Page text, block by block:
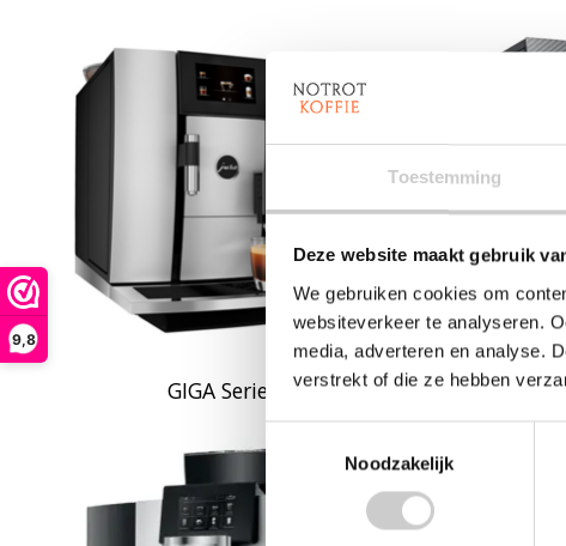
Toestemming
Deze website maakt gebruik
We gebruiken cookies om
websiteverkeer te analyseren.
media, adverteren en analyse.
verstrekt of die ze hebben
Noodzakelijk
9,8
GIGA Serie